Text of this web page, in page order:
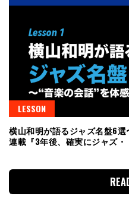
LESSON
横山和明が語るジャズ名盤6選
連載『3年後、確実にジャズ